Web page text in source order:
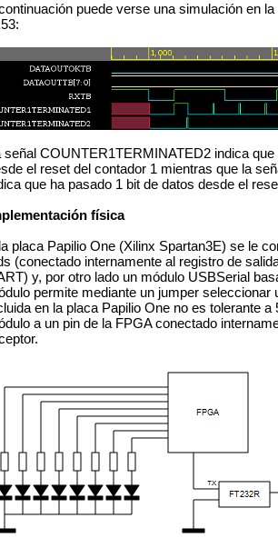
puede verse una simulación en
señal COUNTER1TERMINATED2 indica
el reset del contador 1 mientras que la
que ha pasado 1 bit de datos desde el
física
placa Papilio One (Xilinx Spartan3E) se le
(conectado internamente al registro de
y, por otro lado un módulo USBSerial
permite mediante un jumper seleccionar
en la placa Papilio One no es tolerante
a un pin de la FPGA conectado